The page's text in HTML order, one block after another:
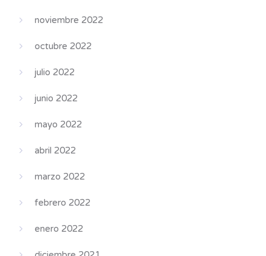
noviembre 2022
octubre 2022
julio 2022
junio 2022
mayo 2022
abril 2022
marzo 2022
febrero 2022
enero 2022